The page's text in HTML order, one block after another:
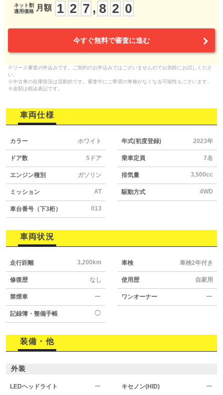
ネット割
適用価格
月額 1 2 7 , 8 2 0
今すぐ無料で審査に進む
※リース審査の申込みです。ご契約のお申込みではございませんのでお気軽にお試しくださ
い。
※中古車の在庫状況は流動的です。審査中にご希望の車種がなくなる可能性もございます。
※金額は税込表記です。
車両仕様
カラー ホワイト 年式(初度登録) 2023年
ドア数 5ドア 乗車定員 7名
エンジン種別 ガソリン 排気量 3,500cc
ミッション AT 駆動方式 4WD
車台番号（下3桁） 013
車両状況
走行距離 3,200km 車検 車検2年付き
修復歴 なし 使用歴 自家用
禁煙車 ー ワンオーナー ー
記録簿・整備手帳 ◯
装備・他
外装
LEDヘッドライト ー キセノン(HID) ー